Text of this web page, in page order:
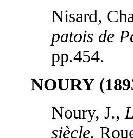
Nisard,
patois de
pp.454.
NOURY
Noury, J.,
siècle.